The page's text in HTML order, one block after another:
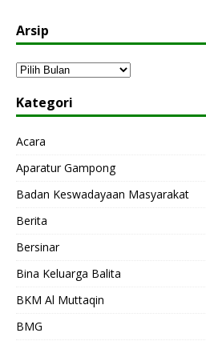
Arsip
Kategori
Acara
Aparatur Gampong
Badan Keswadayaan Masyarakat
Berita
Bersinar
Bina Keluarga Balita
BKM Al Muttaqin
BMG